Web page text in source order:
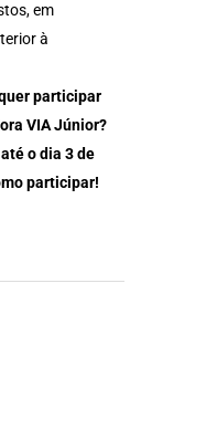
em
à
participar
VIA Júnior?
o dia 3 de
participar!